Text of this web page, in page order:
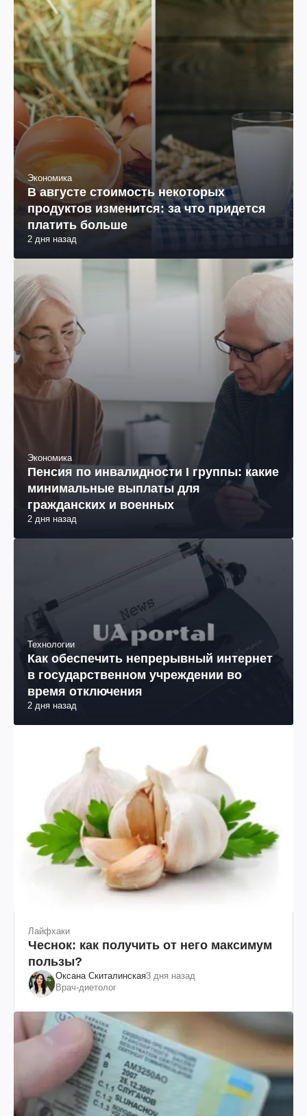
Экономика
В августе стоимость некоторых
продуктов изменится: за что придется
платить больше
2 дня назад
Экономика
Пенсия по инвалидности I группы: какие
минимальные выплаты для
гражданских и военных
2 дня назад
Технологии
Как обеспечить непрерывный интернет
в государственном учреждении во
время отключения
2 дня назад
Лайфхаки
Чеснок: как получить от него максимум
пользы?
Оксана Скиталинская3 дня назад
Врач-диетолог